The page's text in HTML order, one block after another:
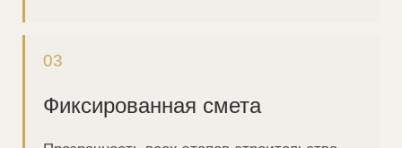
для подрядчика. Строительная бригада
готов к заселению гораздо раньше, вам не
придется тратить годы на поиск